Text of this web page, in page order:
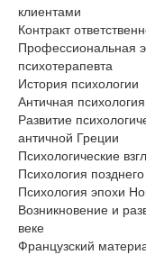
клиентами
Контракт
Профессиональная
психотерапевта
История психологии
Античная психология
Развитие
античной Греции
Психологические
Психология
Психология эпохи
Возникновение и
веке
Французский